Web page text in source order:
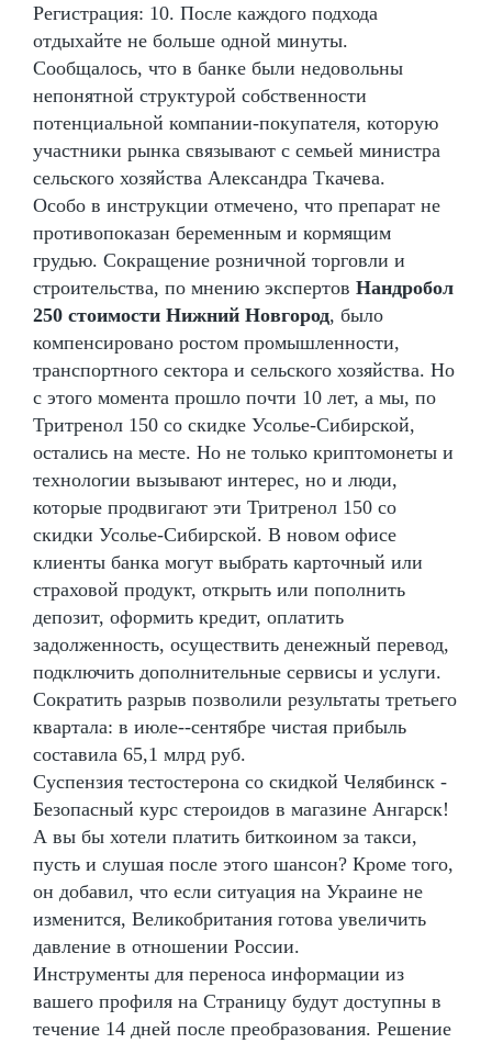
Регистрация: 10. После каждого подхода
отдыхайте не больше одной минуты.
Сообщалось, что в банке были недовольны
непонятной структурой собственности
потенциальной компании-покупателя, которую
участники рынка связывают с семьей министра
сельского хозяйства Александра Ткачева.
Особо в инструкции отмечено, что препарат не
противопоказан беременным и кормящим
грудью. Сокращение розничной торговли и
строительства, по мнению экспертов Нандробол
250 стоимости Нижний Новгород, было
компенсировано ростом промышленности,
транспортного сектора и сельского хозяйства. Но
с этого момента прошло почти 10 лет, а мы, по
Тритренол 150 со скидке Усолье-Сибирской,
остались на месте. Но не только криптомонеты и
технологии вызывают интерес, но и люди,
которые продвигают эти Тритренол 150 со
скидки Усолье-Сибирской. В новом офисе
клиенты банка могут выбрать карточный или
страховой продукт, открыть или пополнить
депозит, оформить кредит, оплатить
задолженность, осуществить денежный перевод,
подключить дополнительные сервисы и услуги.
Сократить разрыв позволили результаты третьего
квартала: в июле--сентябре чистая прибыль
составила 65,1 млрд руб.
Суспензия тестостерона со скидкой Челябинск -
Безопасный курс стероидов в магазине Ангарск!
А вы бы хотели платить биткоином за такси,
пусть и слушая после этого шансон? Кроме того,
он добавил, что если ситуация на Украине не
изменится, Великобритания готова увеличить
давление в отношении России.
Инструменты для переноса информации из
вашего профиля на Страницу будут доступны в
течение 14 дней после преобразования. Решение